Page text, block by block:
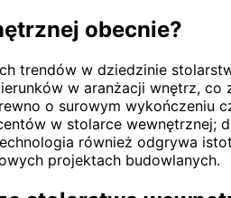
obecnie?
trendów w dziedzinie
w aranżacji wnętrz,
o surowym
w stolarce
również odgrywa
projektach budowlanych.